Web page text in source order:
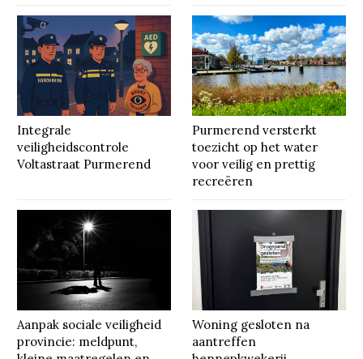
Integrale
veiligheidscontrole
Voltastraat Purmerend
Purmerend versterkt
toezicht op het water
voor veilig en prettig
recreëren
Aanpak sociale veiligheid
provincie: meldpunt,
Woning gesloten na
aantreffen